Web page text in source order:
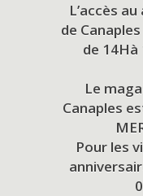
L’accès
de
de 14Hà
Le
Canaples
Pour les